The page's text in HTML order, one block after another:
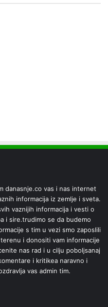
danasnje.co vas i nas internet
informacija iz zemlje i sveta.
vaznijih informacija i vesti o
i sire.trudimo se da budemo
s tim u vezi smo zaposlili
i donositi vam informacije
nas rad i u cilju poboljsanaj
i kritikea naravno i
vas admin tim.